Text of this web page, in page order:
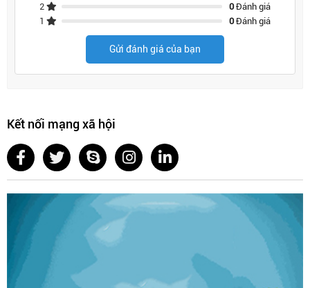
2
0Đánh giá
1
0Đánh giá
Gửi đánh giá của bạn
Kết nối mạng xã hội